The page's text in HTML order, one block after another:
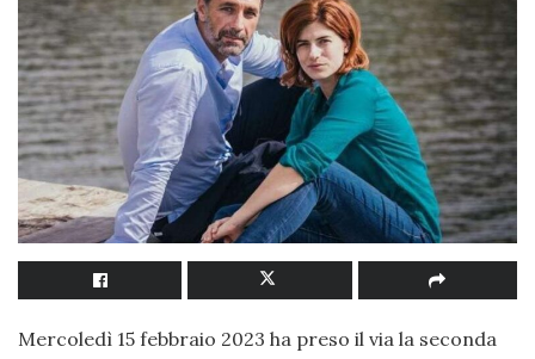
Mercoledì 15 febbraio 2023 ha preso il via la seconda